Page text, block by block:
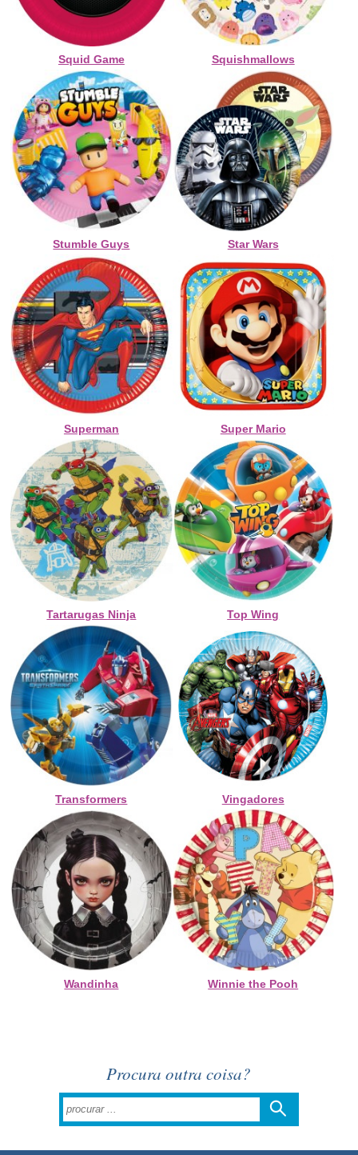
Squid Game Squishmallows
Stumble Guys Star Wars
Superman Super Mario
Tartarugas Ninja Top Wing
Transformers Vingadores
Wandinha Winnie the Pooh
Procura outra coisa?